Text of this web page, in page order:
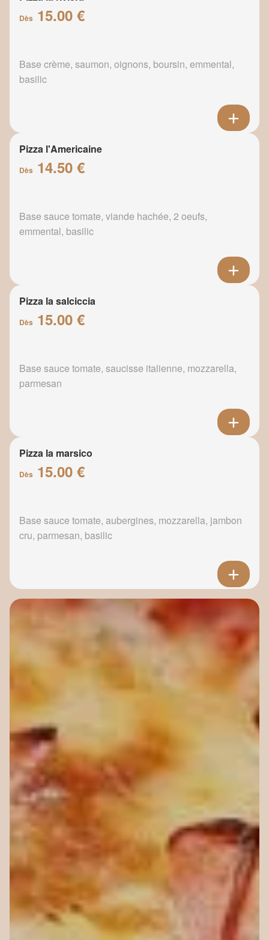
Dès 15.00 €
Base crème, saumon, oignons, boursin, emmental,
basilic
Pizza l'Americaine
Dès 14.50 €
Base sauce tomate, viande hachée, 2 oeufs,
emmental, basilic
Pizza la salciccia
Dès 15.00 €
Base sauce tomate, saucisse italienne, mozzarella,
parmesan
Pizza la marsico
Dès 15.00 €
Base sauce tomate, aubergines, mozzarella, jambon
cru, parmesan, basilic